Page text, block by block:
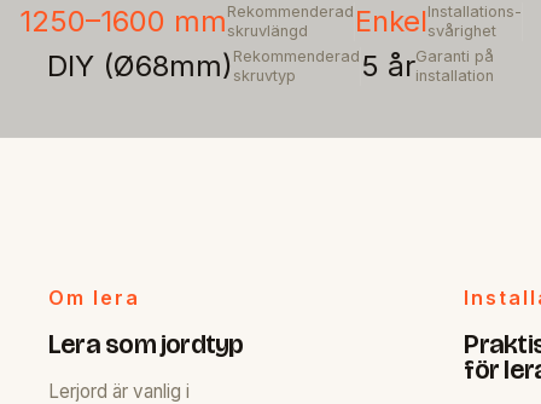
1250–1600 mm Rekommenderad
skruvlängd
EnkelInstallations-
svårighet
DIY (Ø68mm) Rekommenderad
skruvtyp
5 årGaranti på
installation
Om lera
Lera som jordtyp
Lerjord är vanlig i
för